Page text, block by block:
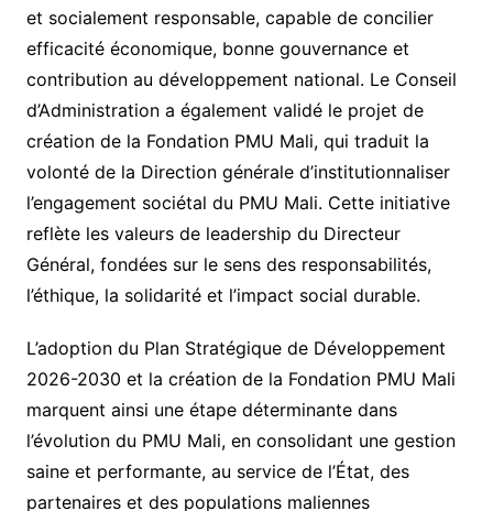
et socialement responsable, capable de concilier
efficacité économique, bonne gouvernance et
contribution au développement national. Le Conseil
d’Administration a également validé le projet de
création de la Fondation PMU Mali, qui traduit la
volonté de la Direction générale d’institutionnaliser
l’engagement sociétal du PMU Mali. Cette initiative
reflète les valeurs de leadership du Directeur
Général, fondées sur le sens des responsabilités,
l’éthique, la solidarité et l’impact social durable.
L’adoption du Plan Stratégique de Développement
2026-2030 et la création de la Fondation PMU Mali
marquent ainsi une étape déterminante dans
l’évolution du PMU Mali, en consolidant une gestion
saine et performante, au service de l’État, des
partenaires et des populations maliennes